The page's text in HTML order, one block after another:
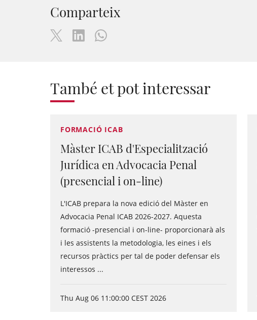
Comparteix
També et pot interessar
FORMACIÓ ICAB
Màster ICAB d'Especialització
Jurídica en Advocacia Penal
(presencial i on-line)
L'ICAB prepara la nova edició del Màster en
Advocacia Penal ICAB 2026-2027. Aquesta
formació -presencial i on-line- proporcionarà als
i les assistents la metodologia, les eines i els
recursos pràctics per tal de poder defensar els
interessos ...
Thu Aug 06 11:00:00 CEST 2026